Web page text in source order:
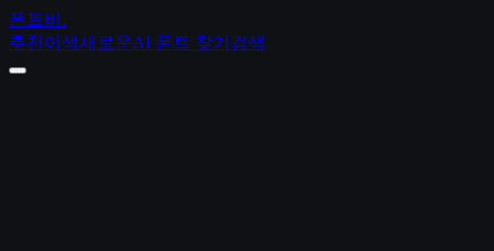
폰트비 .
추천 이색새로운AI 폰트 찾기 검색